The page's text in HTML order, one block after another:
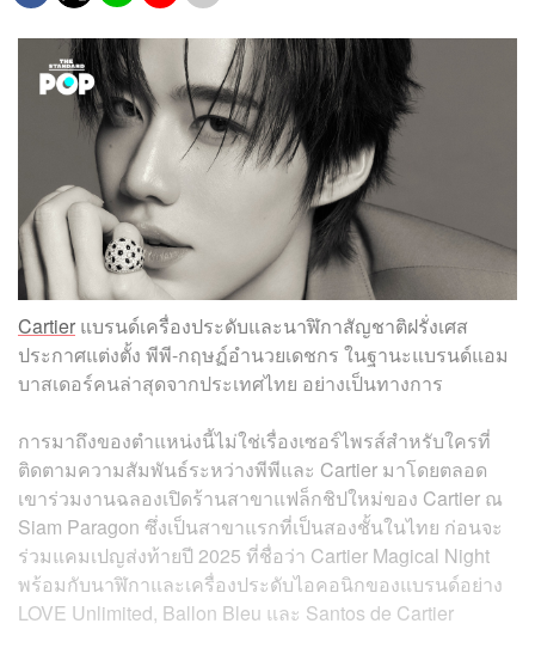
Cartier แบรนด์เครื่องประดับและนาฬิกาสัญชาติฝรั่งเศส
ประกาศแต่งตั้ง พีพี-กฤษฏ์อำนวยเดชกร ในฐานะแบรนด์แอม
บาสเดอร์คนล่าสุดจากประเทศไทย อย่างเป็นทางการ
การมาถึงของตำแหน่งนี้ไม่ใช่เรื่องเซอร์ไพรส์สำหรับใครที่
ติดตามความสัมพันธ์ระหว่างพีพีและ Cartier มาโดยตลอด
เขาร่วมงานฉลองเปิดร้านสาขาแฟล็กชิปใหม่ของ Cartier ณ
Siam Paragon ซึ่งเป็นสาขาแรกที่เป็นสองชั้นในไทย ก่อนจะ
ร่วมแคมเปญส่งท้ายปี 2025 ที่ชื่อว่า Cartier Magical Night
พร้อมกับนาฬิกาและเครื่องประดับไอคอนิกของแบรนด์อย่าง
LOVE Unlimited, Ballon Bleu และ Santos de Cartier